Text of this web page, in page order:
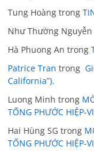
Tung Hoàng trong
Như Thường Nguyễn
Hà Phuong An trong
Patrice Tran trong
California”).
Luong Minh trong
TỐNG PHƯỚC HIỆP-
Hai Hùng SG trong
TỐNG PHƯỚC HIỆP-